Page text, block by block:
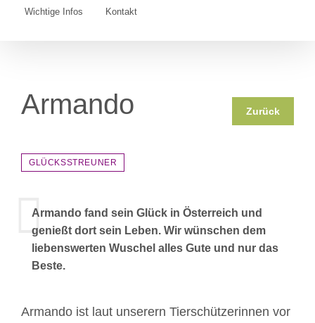
Wichtige Infos Kontakt
Armando Zurück
GLÜCKSSTREUNER
Armando fand sein Glück in Österreich und
genießt dort sein Leben. Wir wünschen dem
liebenswerten Wuschel alles Gute und nur das
Beste.
Armando ist laut unserern Tierschützerinnen vor